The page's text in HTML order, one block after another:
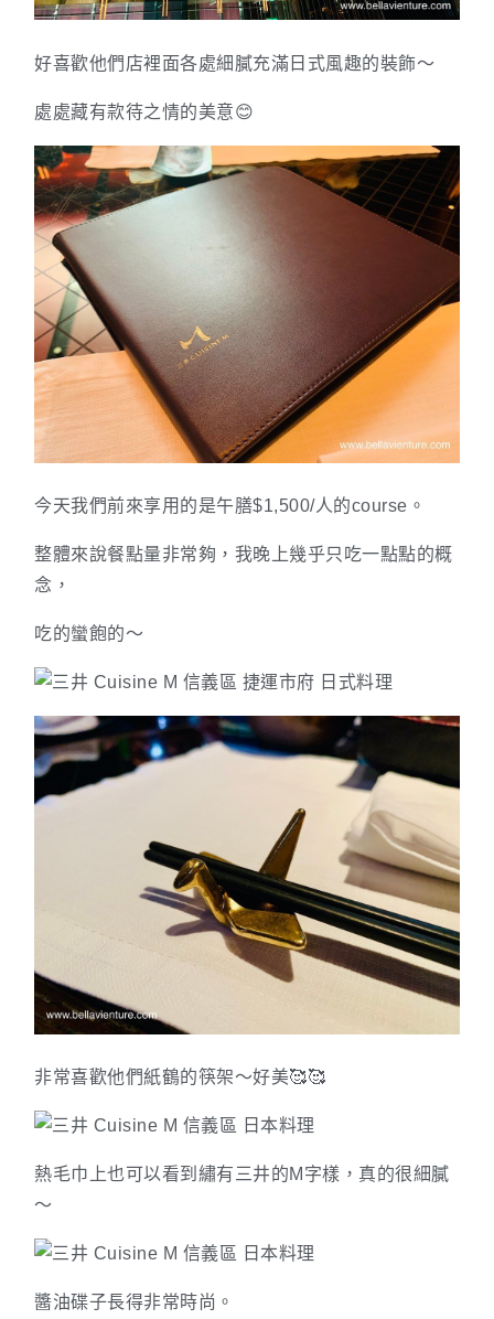
好喜歡他們店裡面各處細膩充滿日式風趣的裝飾～
處處藏有款待之情的美意😊
今天我們前來享用的是午膳$1,500/人的course。
整體來說餐點量非常夠，我晚上幾乎只吃一點點的概
念，
吃的蠻飽的～
非常喜歡他們紙鶴的筷架～好美🥰🥰
熱毛巾上也可以看到繡有三井的M字樣，真的很細膩
～
醬油碟子長得非常時尚。